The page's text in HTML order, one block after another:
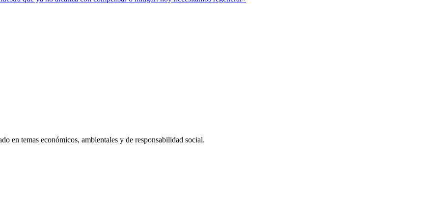
en temas económicos, ambientales y de responsabilidad social.